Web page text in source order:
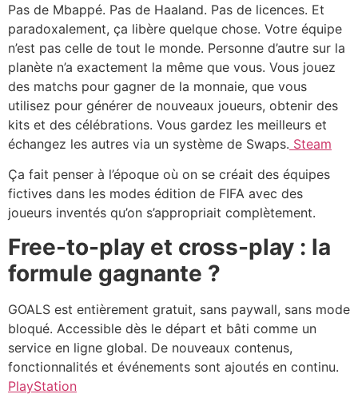
Pas de Mbappé. Pas de Haaland. Pas de licences. Et
paradoxalement, ça libère quelque chose. Votre équipe
n’est pas celle de tout le monde. Personne d’autre sur la
planète n’a exactement la même que vous. Vous jouez
des matchs pour gagner de la monnaie, que vous
utilisez pour générer de nouveaux joueurs, obtenir des
kits et des célébrations. Vous gardez les meilleurs et
échangez les autres via un système de Swaps. Steam
Ça fait penser à l’époque où on se créait des équipes
fictives dans les modes édition de FIFA avec des
joueurs inventés qu’on s’appropriait complètement.
Free-to-play et cross-play : la
formule gagnante ?
GOALS est entièrement gratuit, sans paywall, sans mode
bloqué. Accessible dès le départ et bâti comme un
service en ligne global. De nouveaux contenus,
fonctionnalités et événements sont ajoutés en continu.
PlayStation